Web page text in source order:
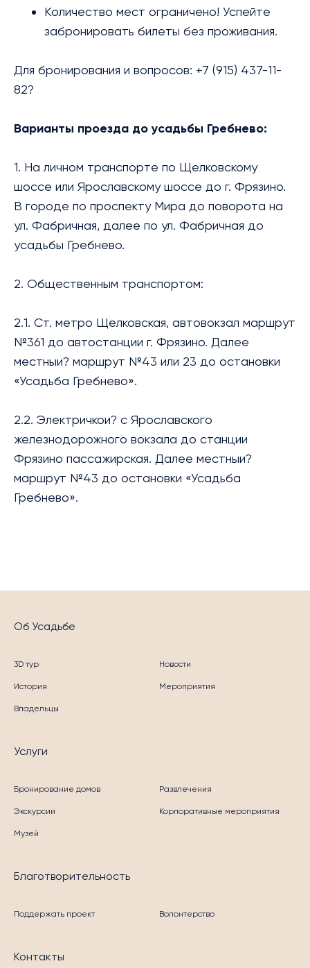
Количество мест ограничено! Успейте
забронировать билеты без проживания.
Для бронирования и вопросов: +7 (915) 437-11-
82?
Варианты проезда до усадьбы Гребнево:
1. На личном транспорте по Щелковскому
шоссе или Ярославскому шоссе до г. Фрязино.
В городе по проспекту Мира до поворота на
ул. Фабричная, далее по ул. Фабричная до
усадьбы Гребнево.
2. Общественным транспортом:
2.1. Ст. метро Щелковская, автовокзал маршрут
№361 до автостанции г. Фрязино. Далее
местныи? маршрут №43 или 23 до остановки
«Усадьба Гребнево».
2.2. Электричкои? с Ярославского
железнодорожного вокзала до станции
Фрязино пассажирская. Далее местныи?
маршрут №43 до остановки «Усадьба
Гребнево».
Об Усадьбе
3D тур
История
Владельцы
Новости
Мероприятия
Услуги
Бронирование домов
Экскурсии
Музей
Развлечения
Корпоративные мероприятия
Благотворительность
Поддержать проект Волонтерство
Контакты